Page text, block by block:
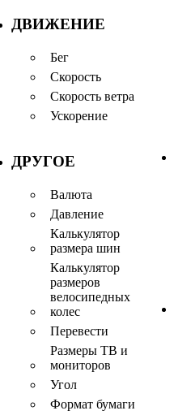
ДВИЖЕНИЕ
Бег
Скорость
Скорость ветра
Ускорение
ДРУГОЕ
Валюта
Давление
Калькулятор
размера шин
Калькулятор
размеров
велосипедных
колес
Перевести
Размеры ТВ и
мониторов
Угол
Формат бумаги